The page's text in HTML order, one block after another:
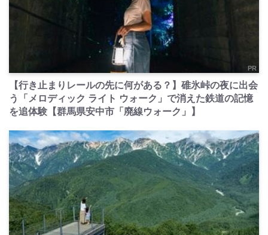
PR
【行き止まりレールの先に何がある？】碓氷峠の夜に出会
う「メロディック ライト ウォーク」で消えた鉄道の記憶
を追体験【群馬県安中市「廃線ウォーク」】